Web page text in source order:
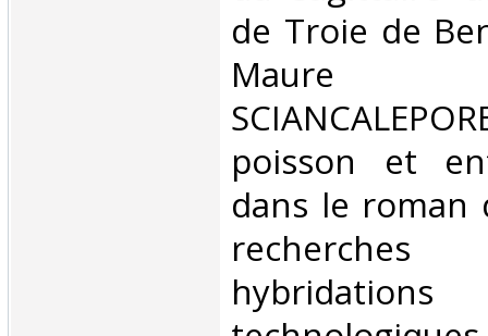
de Troie de
Maure
poisson et
dans le roman